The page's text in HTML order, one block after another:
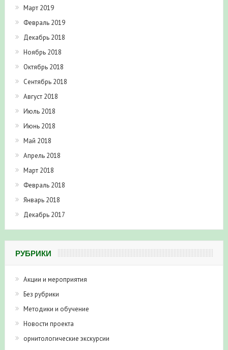
Март 2019
Февраль 2019
Декабрь 2018
Ноябрь 2018
Октябрь 2018
Сентябрь 2018
Август 2018
Июль 2018
Июнь 2018
Май 2018
Апрель 2018
Март 2018
Февраль 2018
Январь 2018
Декабрь 2017
РУБРИКИ
Акции и мероприятия
Без рубрики
Методики и обучение
Новости проекта
орнитологические экскурсии